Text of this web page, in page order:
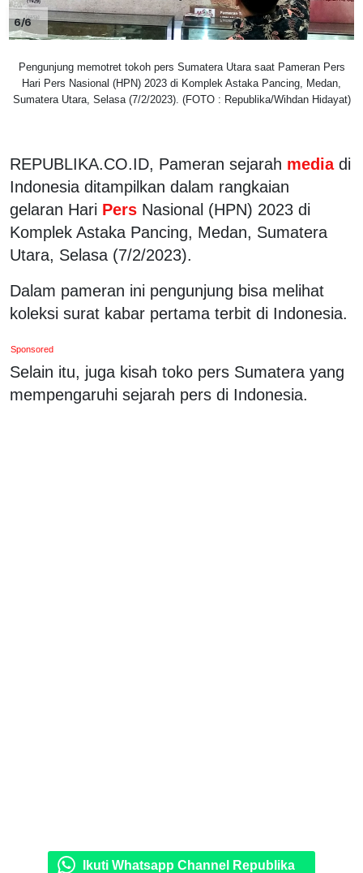
6/6
Pengunjung memotret tokoh pers Sumatera Utara saat Pameran Pers
Hari Pers Nasional (HPN) 2023 di Komplek Astaka Pancing, Medan,
Sumatera Utara, Selasa (7/2/2023). (FOTO : Republika/Wihdan Hidayat)
REPUBLIKA.CO.ID, Pameran sejarah media di
Indonesia ditampilkan dalam rangkaian
gelaran Hari Pers Nasional (HPN) 2023 di
Komplek Astaka Pancing, Medan, Sumatera
Utara, Selasa (7/2/2023).
Dalam pameran ini pengunjung bisa melihat
koleksi surat kabar pertama terbit di Indonesia.
Sponsored
Selain itu, juga kisah toko pers Sumatera yang
mempengaruhi sejarah pers di Indonesia.
Ikuti Whatsapp Channel Republika